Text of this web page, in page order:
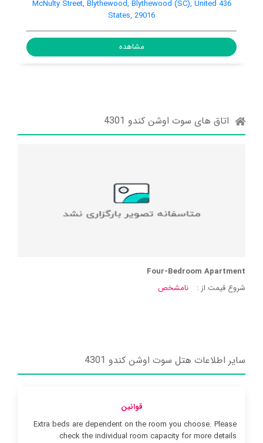
436
States, 29714
مشاهده
اتاق های سوت اوشن کندو 4301
Four-Bedroom Apartment
شروع قیمت از :
نامشخص
سایر اطلاعات هتل سوت اوشن کندو 4301
قوانین
Extra beds are dependent on the room you choose. Please
check the individual room capacity for more details.